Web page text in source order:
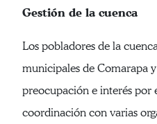
Gestión de la cuenca
Los pobladores de la
municipales de Comarapa
preocupación e interés por
coordinación con varias